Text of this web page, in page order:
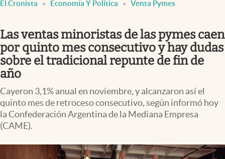
Uruguay
Finanzas y Mercados
Negocios
Columnistas
Apertura
Infotechnology
El Cronista Economía Y Política Venta Pymes
Las ventas minoristas de las pymes caen
por quinto mes consecutivo y hay dudas
sobre el tradicional repunte de fin de
año
Cayeron 3,1% anual en noviembre, y alcanzaron así el
quinto mes de retroceso consecutivo, según informó hoy
la Confederación Argentina de la Mediana Empresa
(CAME).